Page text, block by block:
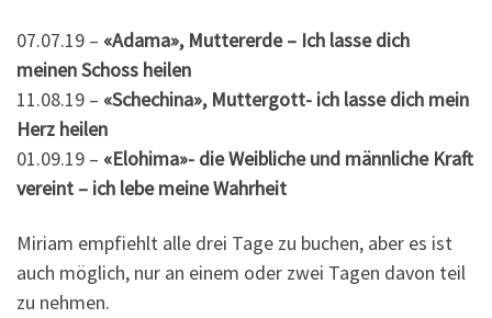
07.07.19 – «Adama», Muttererde – Ich lasse dich
meinen Schoss heilen
11.08.19 – «Schechina», Muttergott- ich lasse dich mein
Herz heilen
01.09.19 – «Elohima»- die Weibliche und männliche Kraft
vereint – ich lebe meine Wahrheit
Miriam empfiehlt alle drei Tage zu buchen, aber es ist
auch möglich, nur an einem oder zwei Tagen davon teil
zu nehmen.